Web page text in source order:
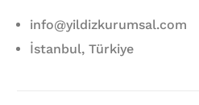
info@yildizkurumsal.com
İstanbul, Türkiye